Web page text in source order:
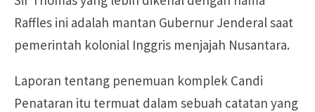
Raffles ini adalah mantan Gubernur Jenderal saat
pemerintah kolonial Inggris menjajah Nusantara.
Laporan tentang penemuan komplek Candi
Penataran itu termuat dalam sebuah catatan yang